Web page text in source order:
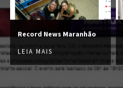
Record News Maranhão
LEIA MAIS